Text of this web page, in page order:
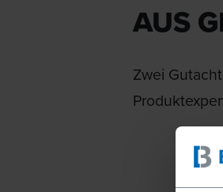
AUS
Zwei